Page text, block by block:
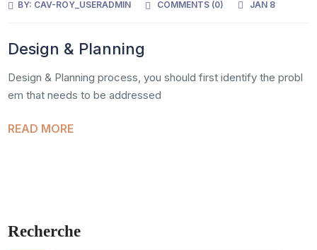
BY: CAV-ROY_USERADMIN COMMENTS (0) JAN 8
Design & Planning
Design & Planning process, you should first identify the probl
em that needs to be addressed
READ MORE
Recherche